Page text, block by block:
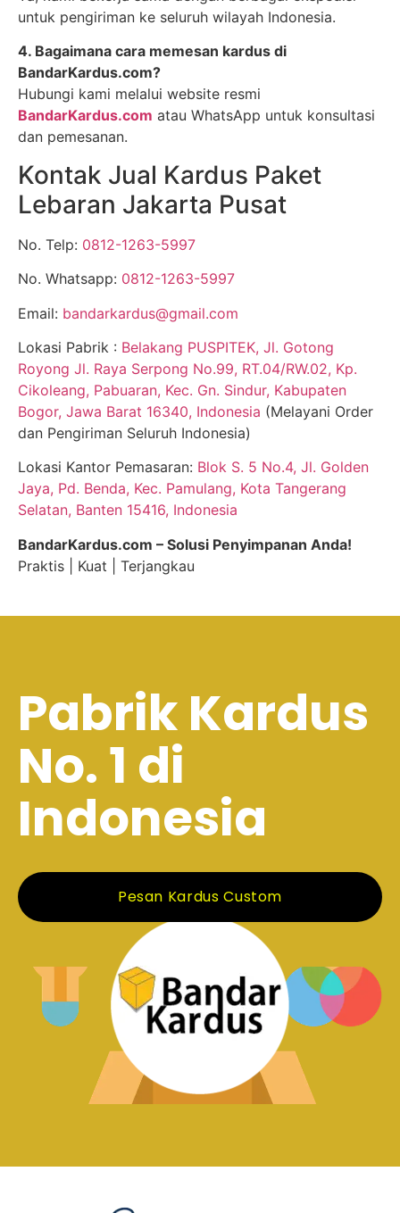
untuk pengiriman ke seluruh wilayah Indonesia.
4. Bagaimana cara memesan kardus di
BandarKardus.com?
Hubungi kami melalui website resmi
BandarKardus.com atau WhatsApp untuk konsultasi
dan pemesanan.
Kontak Jual Kardus Paket
Lebaran Jakarta Pusat
No. Telp: 0812-1263-5997
No. Whatsapp: 0812-1263-5997
Email: bandarkardus@gmail.com
Lokasi Pabrik : Belakang PUSPITEK, Jl. Gotong
Royong Jl. Raya Serpong No.99, RT.04/RW.02, Kp.
Cikoleang, Pabuaran, Kec. Gn. Sindur, Kabupaten
Bogor, Jawa Barat 16340, Indonesia (Melayani Order
dan Pengiriman Seluruh Indonesia)
Lokasi Kantor Pemasaran: Blok S. 5 No.4, Jl. Golden
Jaya, Pd. Benda, Kec. Pamulang, Kota Tangerang
Selatan, Banten 15416, Indonesia
BandarKardus.com – Solusi Penyimpanan Anda!
Praktis | Kuat | Terjangkau
Pabrik Kardus
No. 1 di
Indonesia
Pesan Kardus Custom